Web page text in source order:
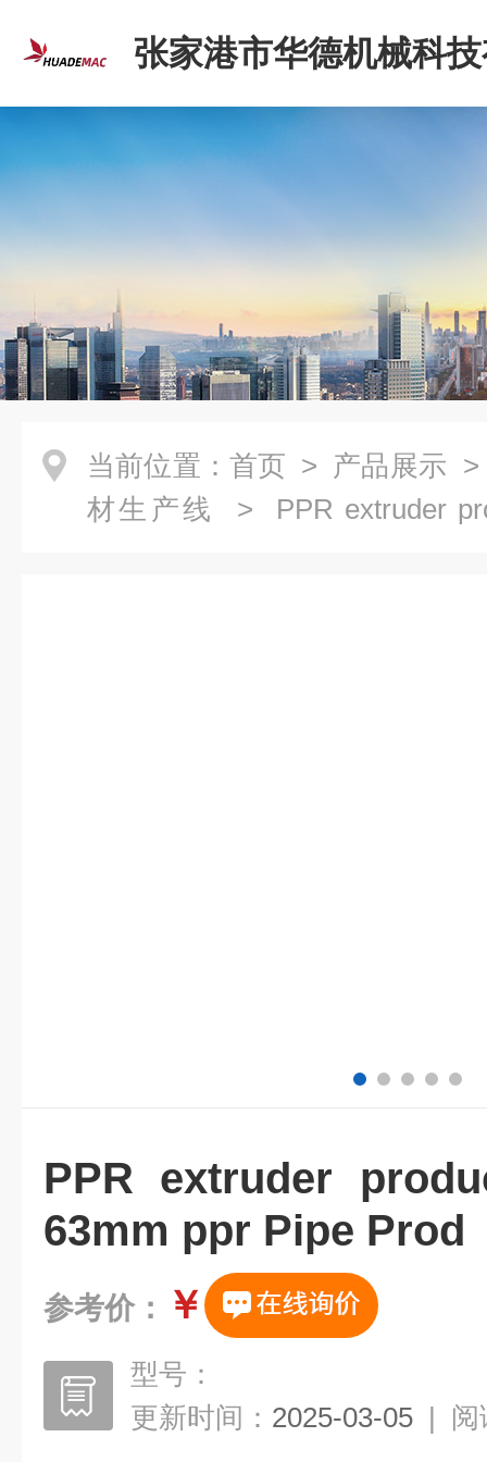
张家港市华德机械科
司
当前位置： 首页 > 产品展示
材生产线
> PPR extruder
PPR extruder
63mm ppr Pipe Prod
参考价： ￥
型号：
更新时间： 2025-03-05 | 阅